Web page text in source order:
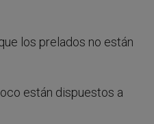
los prelados no están
están dispuestos a